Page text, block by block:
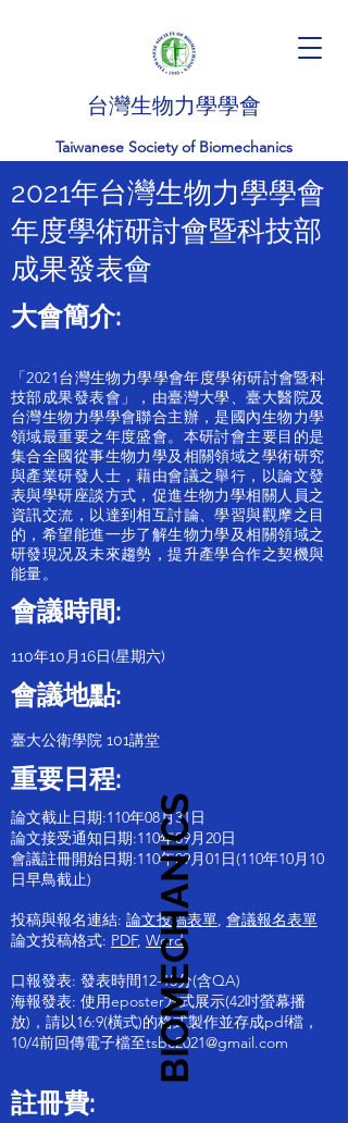
台灣生物力學學會
Taiwanese Society of Biomechanics
2021年台灣生物力學學會
年度學術研討會暨科技部
成果發表會
大會簡介:
「2021台灣生物力學學會年度學術研討會暨科
技部成果發表會」，由臺灣大學、臺大醫院及
台灣生物力學學會聯合主辦，是國內生物力學
領域最重要之年度盛會。本研討會主要目的是
集合全國從事生物力學及相關領域之學術研究
與產業研發人士，藉由會議之舉行，以論文發
表與學研座談方式，促進生物力學相關人員之
資訊交流，以達到相互討論、學習與觀摩之目
的，希望能進一步了解生物力學及相關領域之
研發現况及未來趨勢，提升產學合作之契機與
能量。
會議時間:
110年10月16日(星期六)
會議地點:
臺大公衛學院 101講堂
重要日程:
論文截止日期:110年08月31日
論文接受通知日期:110年09月20日
會議註冊開始日期:110年09月01日(110年10月10
日早鳥截止)
投稿與報名連結: 論文投稿表單, 會議報名表單
論文投稿格式: PDF, Word
口報發表: 發表時間12-15分(含QA)
海報發表: 使用eposter方式展示(42吋螢幕播
放)，請以16:9(橫式)的格式製作並存成pdf檔，
10/4前回傳電子檔至tsbc2021@gmail.com
BIOMECHANICS
註冊費: